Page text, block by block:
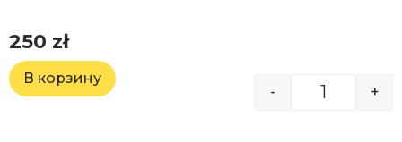
250 zł
- +
В корзину